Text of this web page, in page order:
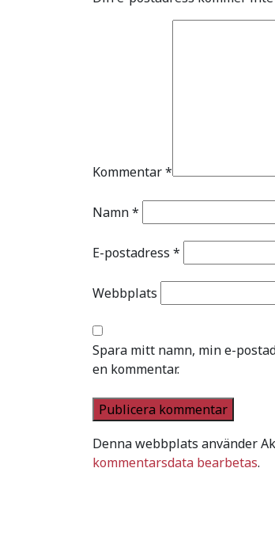
Kommentar*
Namn*
E-postadress *
Webbplats
Spara mitt namn, min e-
en kommentar.
Denna webbplats använder
kommentarsdata bearbetas.